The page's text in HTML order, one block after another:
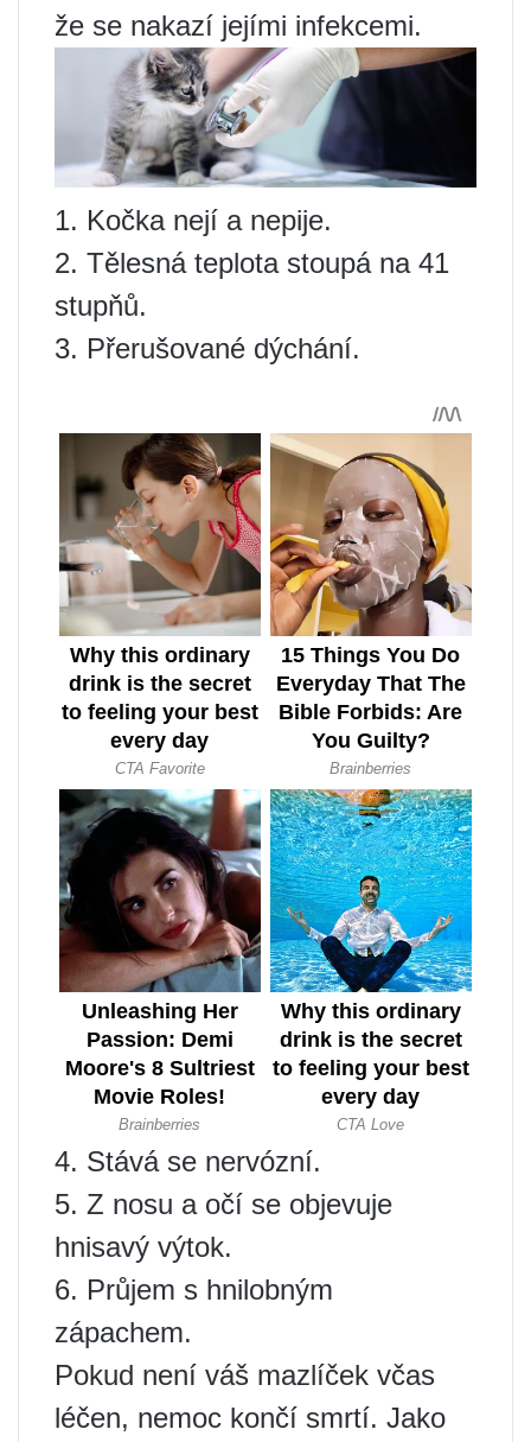
že se nakazí jejími infekcemi.
1. Kočka nejí a nepije.
2. Tělesná teplota stoupá na 41
stupňů.
3. Přerušované dýchání.
4. Stává se nervózní.
5. Z nosu a očí se objevuje
hnisavý výtok.
6. Průjem s hnilobným
zápachem.
Pokud není váš mazlíček včas
léčen, nemoc končí smrtí. Jako